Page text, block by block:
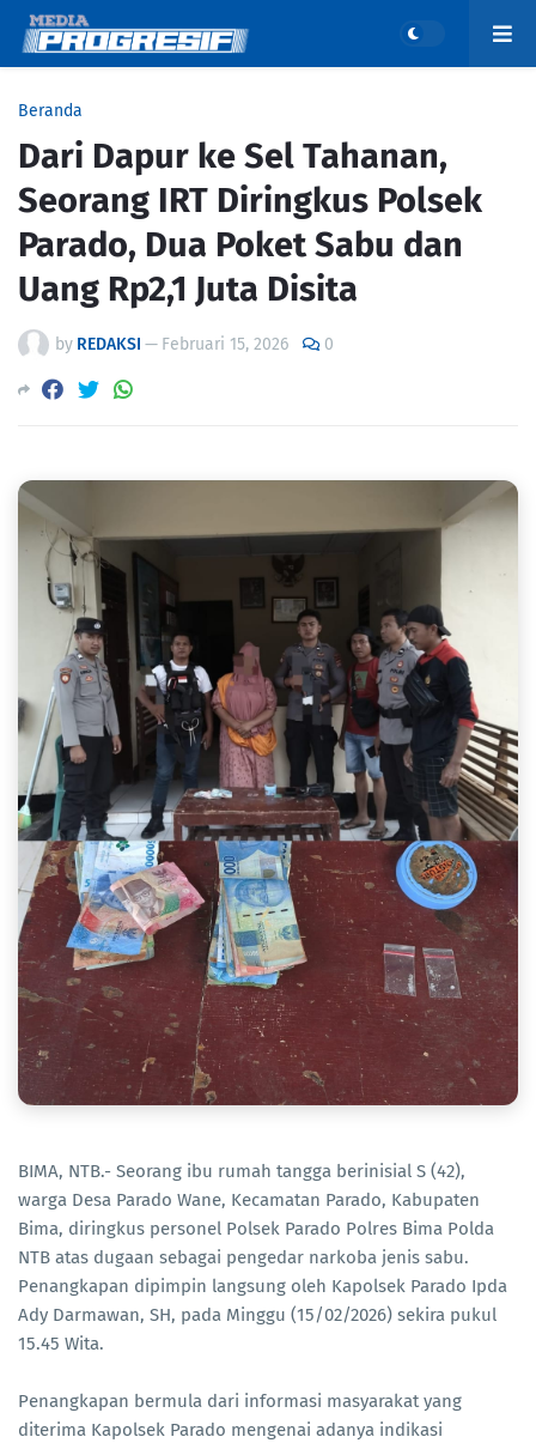
Beranda
Dari Dapur ke Sel Tahanan,
Seorang IRT Diringkus Polsek
Parado, Dua Poket Sabu dan
Uang Rp2,1 Juta Disita
by REDAKSI — Februari 15, 2026 0
BIMA, NTB.- Seorang ibu rumah tangga berinisial S (42),
warga Desa Parado Wane, Kecamatan Parado, Kabupaten
Bima, diringkus personel Polsek Parado Polres Bima Polda
NTB atas dugaan sebagai pengedar narkoba jenis sabu.
Penangkapan dipimpin langsung oleh Kapolsek Parado Ipda
Ady Darmawan, SH, pada Minggu (15/02/2026) sekira pukul
15.45 Wita.
Penangkapan bermula dari informasi masyarakat yang
diterima Kapolsek Parado mengenai adanya indikasi